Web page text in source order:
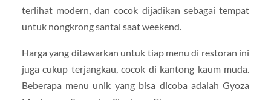
terlihat modern, dan cocok dijadikan sebagai tempat
untuk nongkrong santai saat weekend.
Harga yang ditawarkan untuk tiap menu di restoran ini
juga cukup terjangkau, cocok di kantong kaum muda.
Beberapa menu unik yang bisa dicoba adalah Gyoza